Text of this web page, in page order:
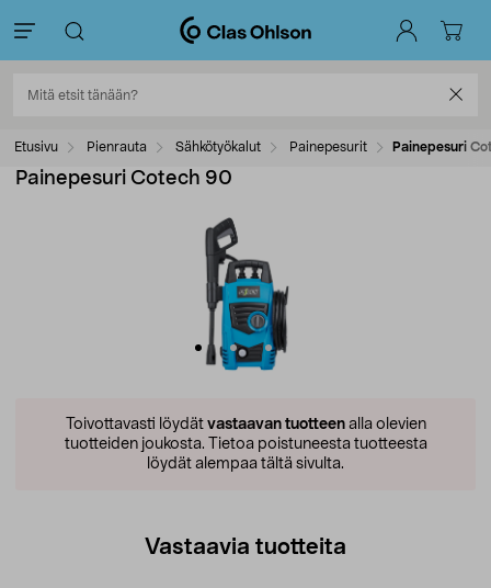
Etusivu Pienrauta Sähkötyökalut Painepesurit Painepesuri
Painepesuri Cotech 90
Toivottavasti löydät vastaavan tuotteenalla olevien
tuotteiden joukosta. Tietoa poistuneesta tuotteesta
löydät alempaa tältä sivulta.
Vastaavia tuotteita